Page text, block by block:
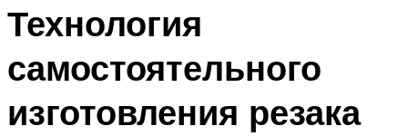
Технология
самостоятельного
изготовления резака